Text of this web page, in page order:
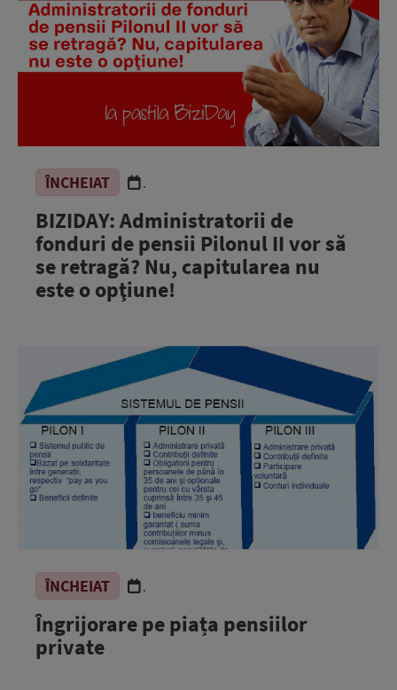
ÎNCHEIAT .
BIZIDAY: Administratorii de
fonduri de pensii Pilonul II vor să
se retragă? Nu, capitularea nu
este o opţiune!
ÎNCHEIAT .
Îngrijorare pe piața pensiilor
private